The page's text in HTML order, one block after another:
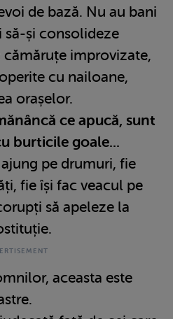
de bază. Nu au bani
să-și consolideze
improvizate,
cu nailoane,
orașelor.
ce apucă, sunt
burticile goale...
pe drumuri, fie
fie își fac veacul pe
să apeleze la
aceasta este